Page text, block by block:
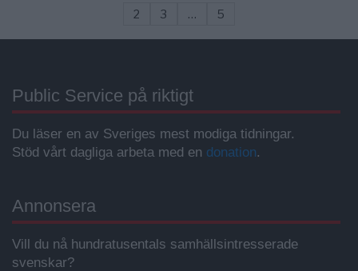
2 3 … 5
Public Service på riktigt
Du läser en av Sveriges mest modiga tidningar.
Stöd vårt dagliga arbeta med en donation.
Annonsera
Vill du nå hundratusentals samhällsintresserade
svenskar?